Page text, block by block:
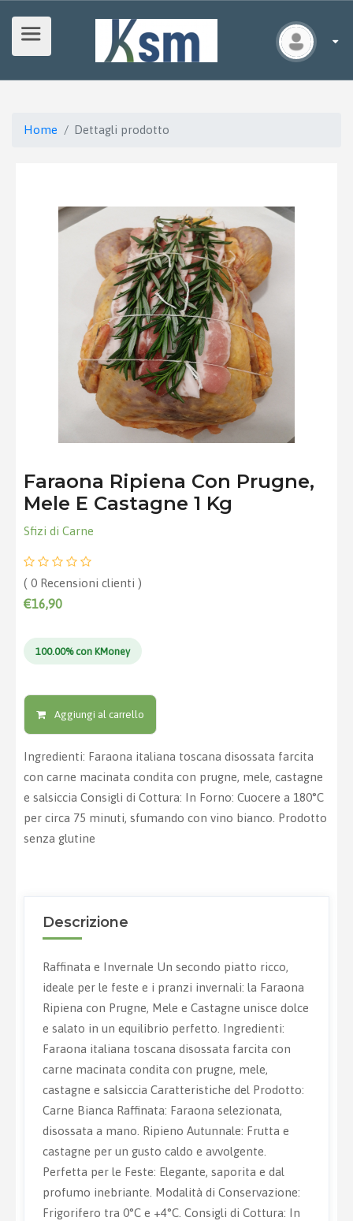
Home Dettagli prodotto
Faraona Ripiena Con Prugne,
Mele E Castagne 1 Kg
Sfizi di Carne
( 0 Recensioni clienti )
€16,90
100.00% con KMoney
Aggiungi al carrello
Ingredienti: Faraona italiana toscana disossata farcita
con carne macinata condita con prugne, mele, castagne
e salsiccia Consigli di Cottura: In Forno: Cuocere a 180°C
per circa 75 minuti, sfumando con vino bianco. Prodotto
senza glutine
Descrizione
Raffinata e Invernale Un secondo piatto ricco,
ideale per le feste e i pranzi invernali: la Faraona
Ripiena con Prugne, Mele e Castagne unisce dolce
e salato in un equilibrio perfetto. Ingredienti:
Faraona italiana toscana disossata farcita con
carne macinata condita con prugne, mele,
castagne e salsiccia Caratteristiche del Prodotto:
Carne Bianca Raffinata: Faraona selezionata,
disossata a mano. Ripieno Autunnale: Frutta e
castagne per un gusto caldo e avvolgente.
Perfetta per le Feste: Elegante, saporita e dal
profumo inebriante. Modalità di Conservazione:
Frigorifero tra 0°C e +4°C. Consigli di Cottura: In